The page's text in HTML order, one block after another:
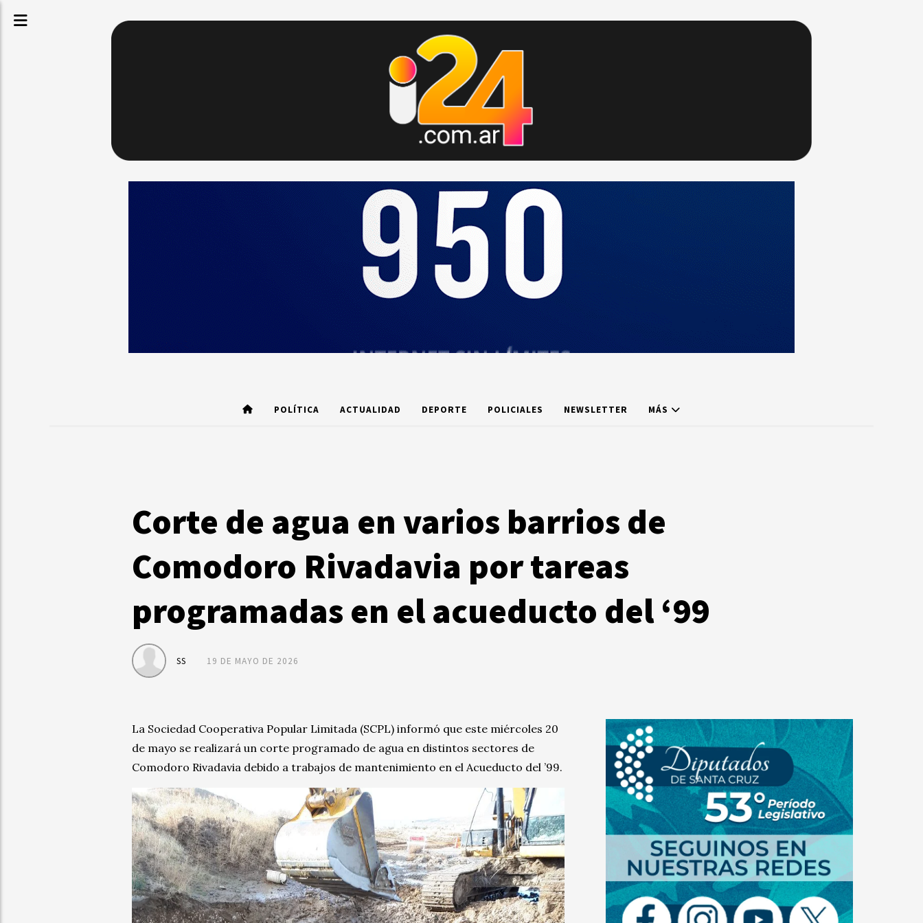
POLÍTICA ACTUALIDAD DEPORTE POLICIALES NEWSLETTER MÁS
Corte de agua en varios barrios de
Comodoro Rivadavia por tareas
programadas en el acueducto del ‘99
19 DE MAYO DE 2026
SS
La Sociedad Cooperativa Popular Limitada (SCPL) informó que este miércoles 20
de mayo se realizará un corte programado de agua en distintos sectores de
Comodoro Rivadavia debido a trabajos de mantenimiento en el Acueducto del ’99.